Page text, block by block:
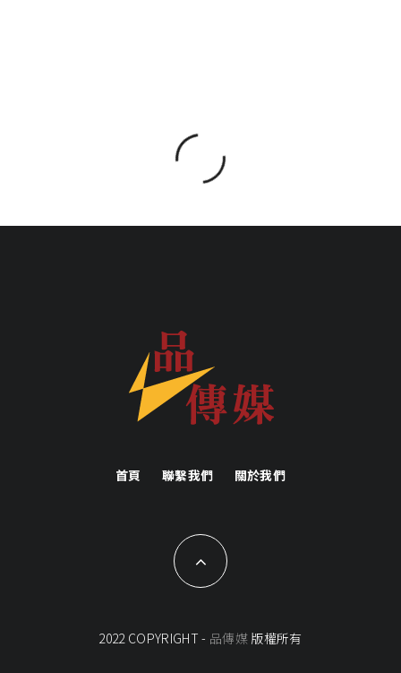
首頁 聯繫我們 關於我們
2022 COPYRIGHT - 品傳媒 版權所有